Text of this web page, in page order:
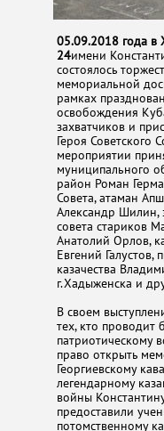
05.09.2018 года
24имени
состоялось
мемориальной
рамках
освобождения
захватчиков и
Героя Советского
мероприятии
муниципального
район Роман
Совета, атаман
Александр Шилин,
совета стариков
Анатолий Орлов,
Евгений Галустов,
казачества
г.Хадыженска и
В своем
тех, кто проводит
патриотическому
право открыть
Георгиевскому
легендарному
войны
предоставили
потомственному